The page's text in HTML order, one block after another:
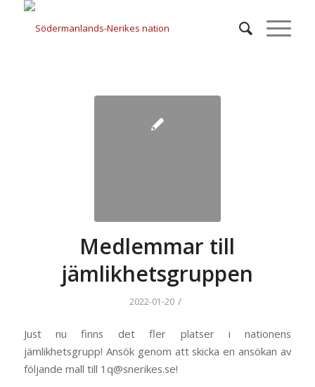
Medlemmar till
jämlikhetsgruppen
2022-01-20 /
Just nu finns det fler platser i nationens
jämlikhetsgrupp! Ansök genom att skicka en ansökan av
följande mall till 1q@snerikes.se!